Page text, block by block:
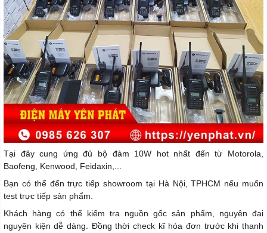
Tại đây cung ứng đủ bộ đàm 10W hot nhất đến từ Motorola,
Baofeng, Kenwood, Feidaxin,...
Bạn có thể đến trực tiếp showroom tại Hà Nội, TPHCM nếu muốn
test trực tiếp sản phẩm.
Khách hàng có thể kiểm tra nguồn gốc sản phẩm, nguyên đai
nguyên kiện dễ dàng. Đồng thời check kĩ hóa đơn trước khi thanh